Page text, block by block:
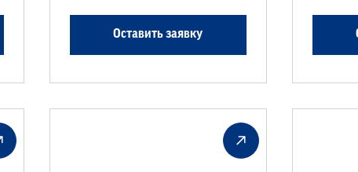
Оставить заявку